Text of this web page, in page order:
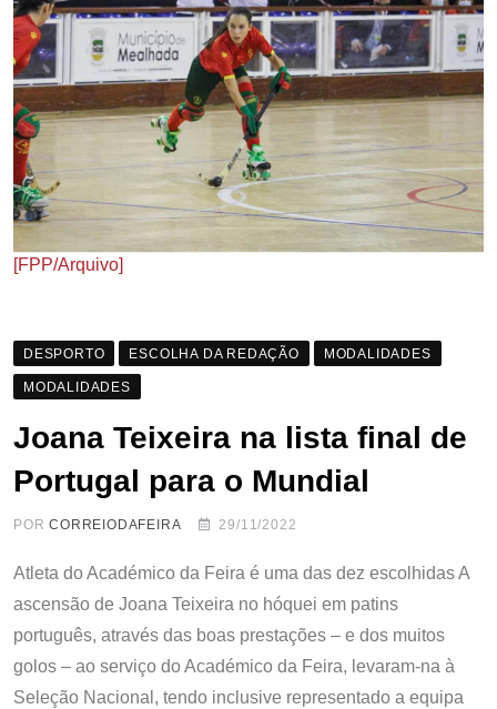
[FPP/Arquivo]
DESPORTO ESCOLHA DA REDAÇÃO MODALIDADES
MODALIDADES
Joana Teixeira na lista final de
Portugal para o Mundial
PORCORREIODAFEIRA 29/11/2022
Atleta do Académico da Feira é uma das dez escolhidas A
ascensão de Joana Teixeira no hóquei em patins
português, através das boas prestações – e dos muitos
golos – ao serviço do Académico da Feira, levaram-na à
Seleção Nacional, tendo inclusive representado a equipa